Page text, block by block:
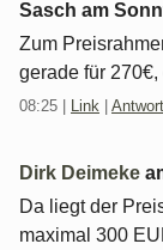
Sasch am
Zum
gerade für
08:25 Link Antwort
Dirk Deimeke
Da liegt der
maximal 300